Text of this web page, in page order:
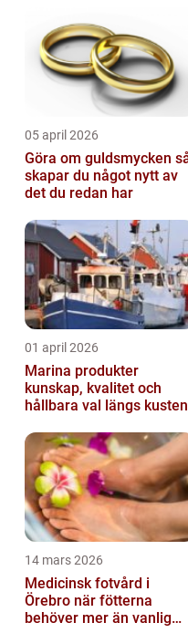
05 april 2026
Göra om guldsmycken så
skapar du något nytt av
det du redan har
01 april 2026
Marina produkter
kunskap, kvalitet och
hållbara val längs kusten
14 mars 2026
Medicinsk fotvård i
Örebro när fötterna
behöver mer än vanlig